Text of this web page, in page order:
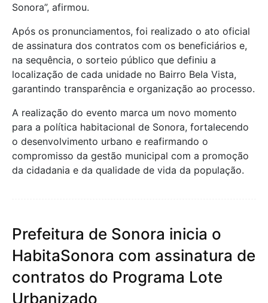
Sonora”, afirmou.
Após os pronunciamentos, foi realizado o ato oficial
de assinatura dos contratos com os beneficiários e,
na sequência, o sorteio público que definiu a
localização de cada unidade no Bairro Bela Vista,
garantindo transparência e organização ao processo.
A realização do evento marca um novo momento
para a política habitacional de Sonora, fortalecendo
o desenvolvimento urbano e reafirmando o
compromisso da gestão municipal com a promoção
da cidadania e da qualidade de vida da população.
Prefeitura de Sonora inicia o
HabitaSonora com assinatura de
contratos do Programa Lote
Urbanizado